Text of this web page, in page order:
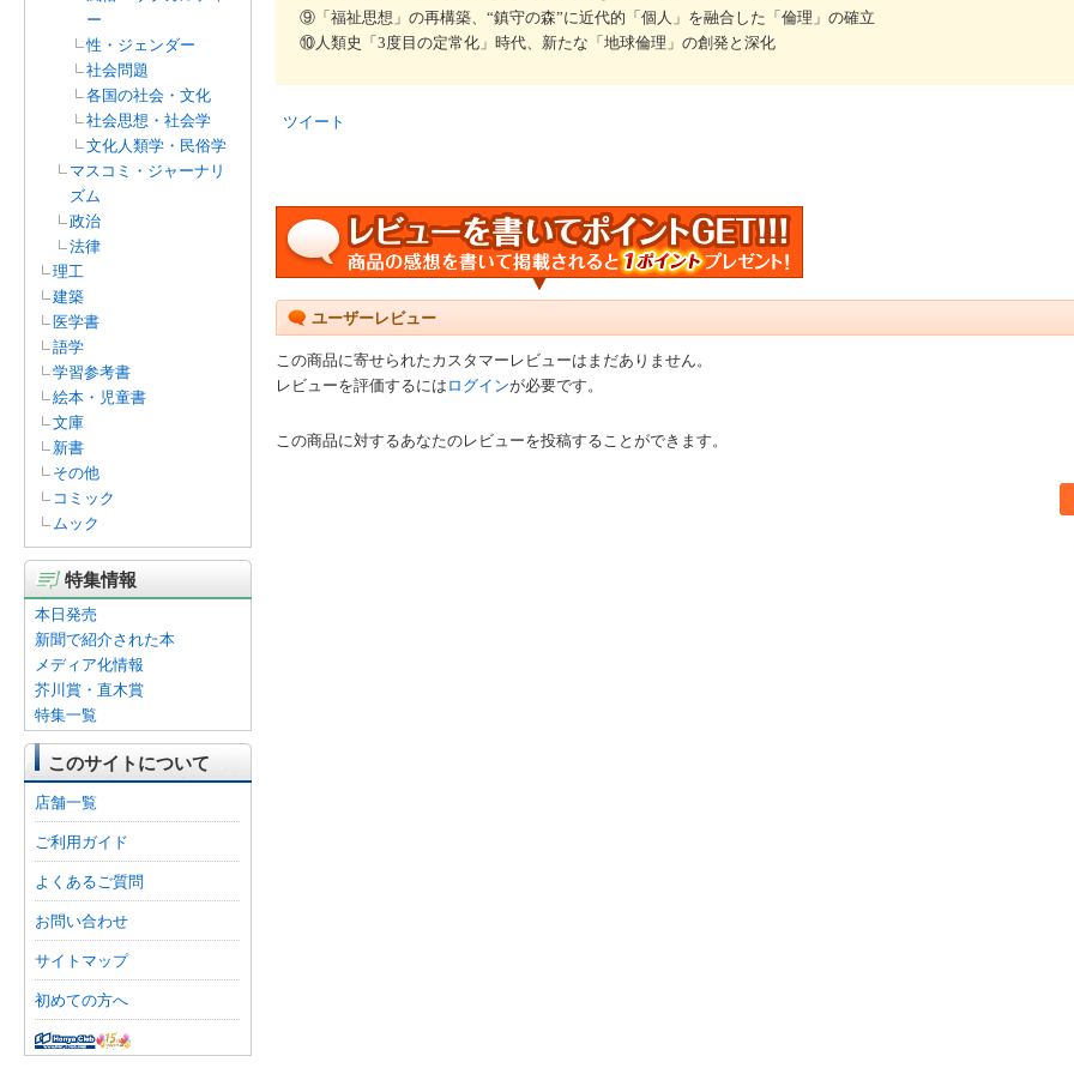
ー
性・ジェンダー
社会問題
各国の社会・文化
社会思想・社会学
文化人類学・民俗学
マスコミ・ジャーナリ
ズム
政治
法律
理工
建築
医学書
語学
学習参考書
絵本・児童書
文庫
新書
その他
コミック
ムック
特集情報
本日発売
新聞で紹介された本
メディア化情報
芥川賞・直木賞
特集一覧
このサイトについて
店舗一覧
ご利用ガイド
よくあるご質問
お問い合わせ
サイトマップ
初めての方へ
⑨「福祉思想」の再構築、“鎮守の森”に近代的「個人」を融合した「倫理」の確立
⑩人類史「3度目の定常化」時代、新たな「地球倫理」の創発と深化
ツイート
ユーザーレビュー
この商品に寄せられたカスタマーレビューはまだありません。
レビューを評価するには ログインが必要です。
この商品に対するあなたのレビューを投稿することができます。